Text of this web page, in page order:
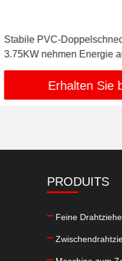
Stabile PVC-
3.75KW nehmen Energie
Erhalten Sie
PRODUITS
Feine